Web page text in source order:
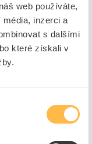
web používáte,
inzerci a
s dalšími
které získali v
1zásuvka-spojka
černá (H07RN-